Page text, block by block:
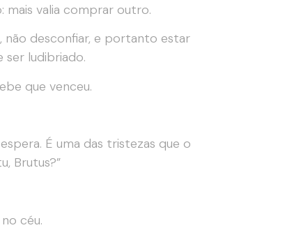
mais valia comprar outro.
desconfiar, e portanto estar
ludibriado.
que venceu.
É uma das tristezas que o
Brutus?”
céu.